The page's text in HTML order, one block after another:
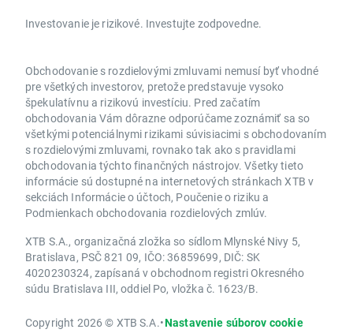
Investovanie je rizikové. Investujte zodpovedne.
Obchodovanie s rozdielovými zmluvami nemusí byť vhodné
pre všetkých investorov, pretože predstavuje vysoko
špekulatívnu a rizikovú investíciu. Pred začatím
obchodovania Vám dôrazne odporúčame zoznámiť sa so
všetkými potenciálnymi rizikami súvisiacimi s obchodovaním
s rozdielovými zmluvami, rovnako tak ako s pravidlami
obchodovania týchto finančných nástrojov. Všetky tieto
informácie sú dostupné na internetových stránkach XTB v
sekciách Informácie o účtoch, Poučenie o riziku a
Podmienkach obchodovania rozdielových zmlúv.
XTB S.A., organizačná zložka so sídlom Mlynské Nivy 5,
Bratislava, PSČ 821 09, IČO: 36859699, DIČ: SK
4020230324, zapísaná v obchodnom registri Okresného
súdu Bratislava III, oddiel Po, vložka č. 1623/B.
Copyright 2026 © XTB S.A.•Nastavenie súborov cookie